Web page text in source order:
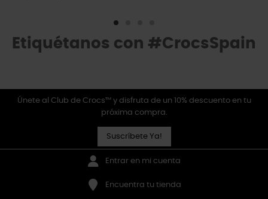
Etiquétanos con #CrocsSpain
Únete al Club de Crocs™ y disfruta de un 10% descuento en tu
próxima compra.
Suscríbete Ya!
Entrar en mi cuenta
Encuentra tu tienda